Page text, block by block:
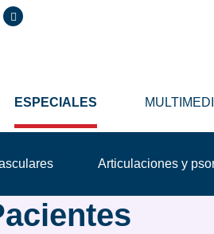
ESPECIALES
Articulaciones y